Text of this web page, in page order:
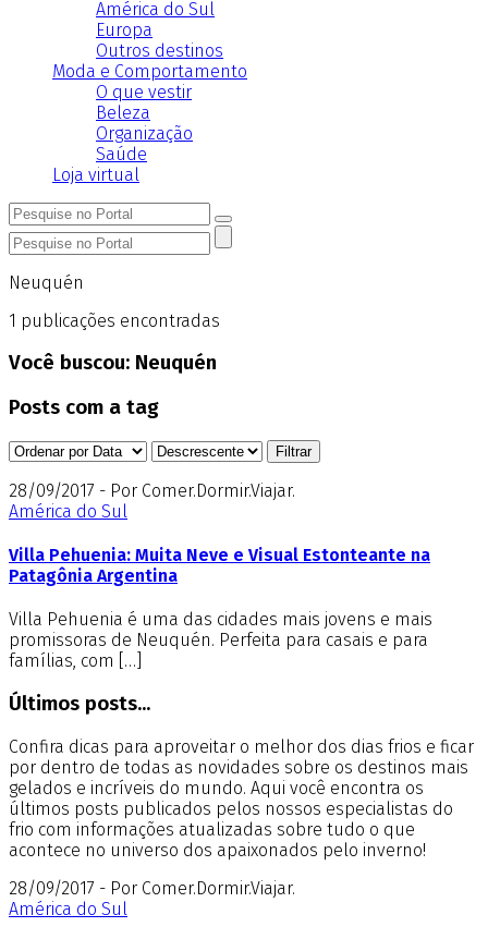
América do Sul
Europa
Outros destinos
Moda e Comportamento
O que vestir
Beleza
Organização
Saúde
Loja virtual
Neuquén
1 publicações encontradas
Você buscou: Neuquén
Posts com a tag
28/09/2017 - Por Comer.Dormir.Viajar.
América do Sul
Villa Pehuenia: Muita Neve e Visual Estonteante na
Patagônia Argentina
Villa Pehuenia é uma das cidades mais jovens e mais
promissoras de Neuquén. Perfeita para casais e para
famílias, com […]
Últimos posts...
Confira dicas para aproveitar o melhor dos dias frios e ficar
por dentro de todas as novidades sobre os destinos mais
gelados e incríveis do mundo. Aqui você encontra os
últimos posts publicados pelos nossos especialistas do
frio com informações atualizadas sobre tudo o que
acontece no universo dos apaixonados pelo inverno!
28/09/2017 - Por Comer.Dormir.Viajar.
América do Sul